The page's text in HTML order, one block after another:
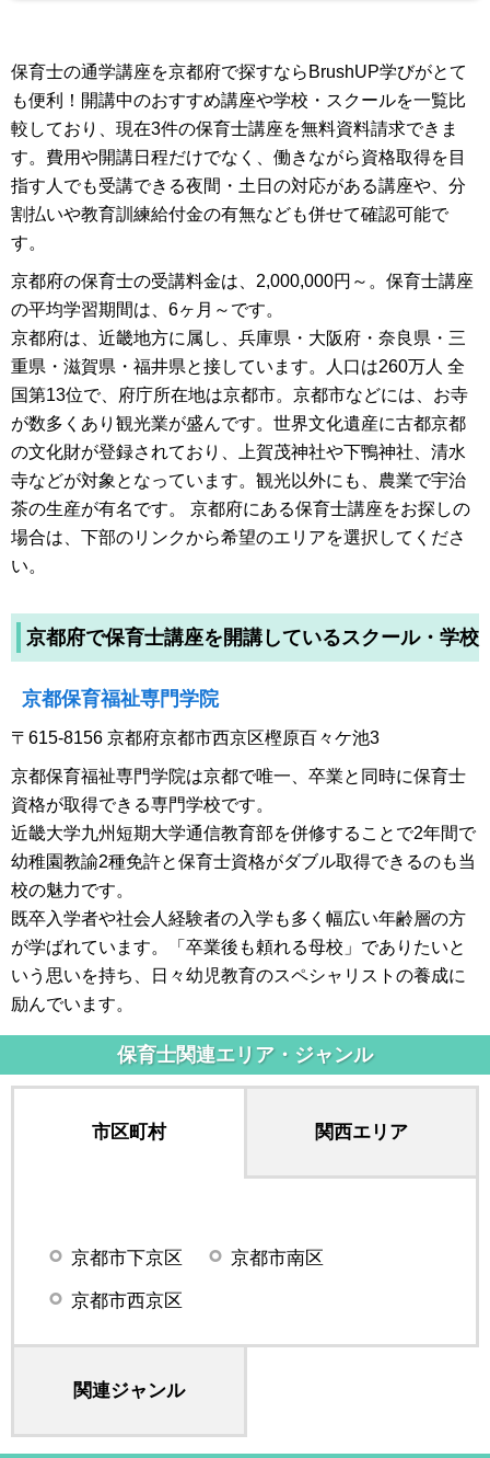
バランスよく身につけることが大切です。それぞれを系統的に配置し
たカリキュラムで、現場が必要とする ...
保育士の通学講座を京都府で探すならBrushUP学びがとて
も便利！開講中のおすすめ講座や学校・スクールを一覧比
較しており、現在3件の保育士講座を無料資料請求できま
す。費用や開講日程だけでなく、働きながら資格取得を目
指す人でも受講できる夜間・土日の対応がある講座や、分
割払いや教育訓練給付金の有無なども併せて確認可能で
す。
京都府の保育士の受講料金は、2,000,000円～。保育士講座
の平均学習期間は、6ヶ月～です。
京都府は、近畿地方に属し、兵庫県・大阪府・奈良県・三
重県・滋賀県・福井県と接しています。人口は260万人 全
国第13位で、府庁所在地は京都市。京都市などには、お寺
が数多くあり観光業が盛んです。世界文化遺産に古都京都
の文化財が登録されており、上賀茂神社や下鴨神社、清水
寺などが対象となっています。観光以外にも、農業で宇治
茶の生産が有名です。 京都府にある保育士講座をお探しの
場合は、下部のリンクから希望のエリアを選択してくださ
い。
京都府で保育士講座を開講しているスクール・学校
京都保育福祉専門学院
〒615-8156 京都府京都市西京区樫原百々ケ池3
京都保育福祉専門学院は京都で唯一、卒業と同時に保育士
資格が取得できる専門学校です。
近畿大学九州短期大学通信教育部を併修することで2年間で
幼稚園教諭2種免許と保育士資格がダブル取得できるのも当
校の魅力です。
既卒入学者や社会人経験者の入学も多く幅広い年齢層の方
が学ばれています。「卒業後も頼れる母校」でありたいと
いう思いを持ち、日々幼児教育のスペシャリストの養成に
励んでいます。
保育士関連エリア・ジャンル
市区町村
京都市下京区 京都市南区
京都市西京区
関西エリア
関連ジャンル